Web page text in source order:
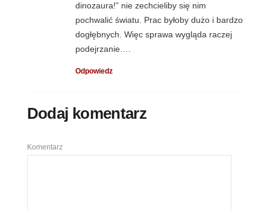
dinozaura!” nie zechcieliby się nim
pochwalić światu. Prac byłoby dużo i bardzo
dogłębnych. Więc sprawa wygląda raczej
podejrzanie….
Odpowiedz
Dodaj komentarz
Komentarz